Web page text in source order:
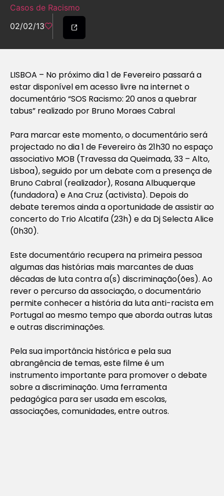
Casos de Racismo
02/02/13
LISBOA – No próximo dia 1 de Fevereiro passará a
estar disponível em acesso livre na internet o
documentário “SOS Racismo: 20 anos a quebrar
tabus” realizado por Bruno Moraes Cabral
Para marcar este momento, o documentário será
projectado no dia 1 de Fevereiro às 21h30 no espaço
associativo MOB (Travessa da Queimada, 33 – Alto,
Lisboa), seguido por um debate com a presença de
Bruno Cabral (realizador), Rosana Albuquerque
(fundadora) e Ana Cruz (activista). Depois do
debate teremos ainda a oportunidade de assistir ao
concerto do Trio Alcatifa (23h) e da Dj Selecta Alice
(0h30).
Este documentário recupera na primeira pessoa
algumas das histórias mais marcantes de duas
décadas de luta contra a(s) discriminação(ões). Ao
rever o percurso da associação, o documentário
permite conhecer a história da luta anti-racista em
Portugal ao mesmo tempo que aborda outras lutas
e outras discriminações.
Pela sua importância histórica e pela sua
abrangência de temas, este filme é um
instrumento importante para promover o debate
sobre a discriminação. Uma ferramenta
pedagógica para ser usada em escolas,
associações, comunidades, entre outros.